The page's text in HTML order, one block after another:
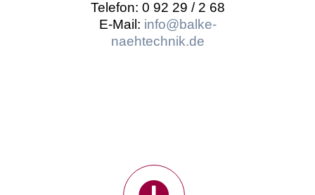
Telefon: 0 92 29 / 2 68
E-Mail: info@balke-
naehtechnik.de